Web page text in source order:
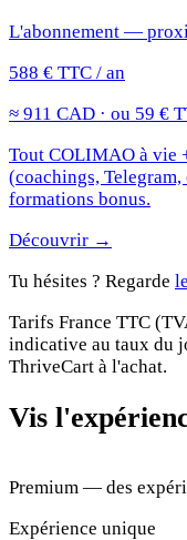
L'abonnement —
588 € TTC / an
≈ 911 CAD · ou 59 €
Tout COLIMAO à vie
(coachings,
formations bonus.
Découvrir →
Tu hésites ? Regarde
Tarifs France TTC
indicative au taux du
ThriveCart à l'achat.
Vis
Premium — des
Expérience unique